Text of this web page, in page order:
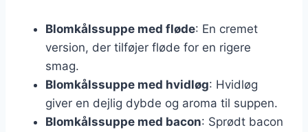
Blomkålssuppe med fløde: En cremet
version, der tilføjer fløde for en rigere
smag.
Blomkålssuppe med hvidløg: Hvidløg
giver en dejlig dybde og aroma til suppen.
Blomkålssuppe med bacon: Sprødt bacon